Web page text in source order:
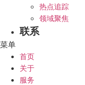
热点追踪
领域聚焦
联系
菜单
首页
关于
服务